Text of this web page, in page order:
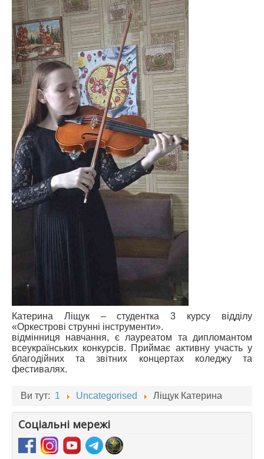
АБІТУРІЄНТУ
СТУДЕНТУ
КАБІНЕТ МЕТОДИСТА
НАВЧАЛЬНО-ВИХОВНА РОБОТА
МИСТЕЦЬКІ ПРОЄКТИ
БІБЛІОТЕКА, ФОНОТЕКА
МИСТЕЦЬКА ШКОЛА ПРИ ХМФК
Катерина Ліщук – студентка 3 курсу відділу
«Оркестрові струнні інструменти».
відмінниця навчання, є лауреатом та дипломантом
всеукраїнських конкурсів. Приймає активну участь у
благодійних та звітних концертах коледжу та
фестивалях.
Ви тут: 1 Uncategorised Ліщук Катерина
Соціальні мережі